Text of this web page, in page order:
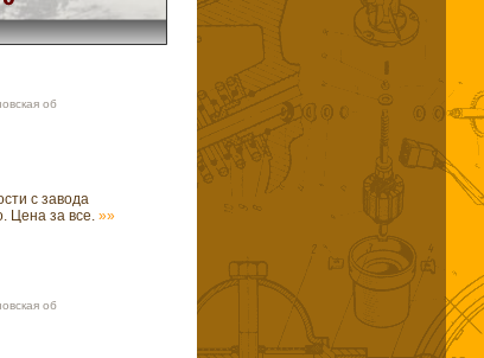
об
с завода
Цена за все. »»
об